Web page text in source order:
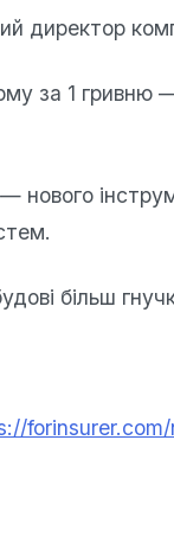
директор
1 гривню —
нового
більш